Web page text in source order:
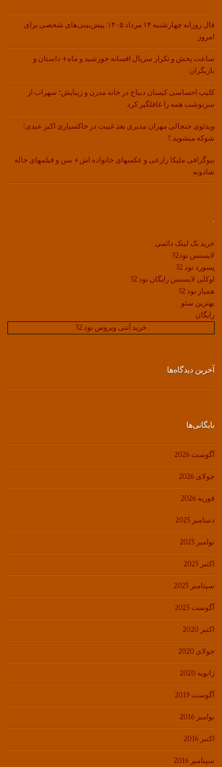
فال روزانه چهارشنبه ۱۴ مرداد ۱۴۰۵: پیش‌بینی‌های شخصی برای
امروز
ساعت پخش و تکرار سریال افسانه خورشید و ماه+ داستان و
بازیگران
کلیپ احساسی کیسان دیباج در خانه مدرن و زیبایش؛ سهراب از
سرنوشت همه را غافلگیر کرد
ویدئوی جنجالی مهران مدیری بعد غیبت در خاکسپاری اکبر عبدی؛
شوکه میشوید !!
بیوگرافی ملیکا زارعی و عکسهای خانواده اش+ سن و فیلمهای خاله
شادونه
.
خرید بک لینک دائمی
لایسنس نود32
پسورد نود 32
اوکلی لایسنس رایگان نود 32
همیار نود 32
بهترین سئو
رایگان
خرید آنتی ویروس نود 32
آخرین دیدگاه‌ها
بایگانی‌ها
آگوست 2026
جولای 2026
فوریه 2026
دسامبر 2025
نوامبر 2025
اکتبر 2025
سپتامبر 2025
آگوست 2025
اکتبر 2020
جولای 2020
ژانویه 2020
آگوست 2019
نوامبر 2016
اکتبر 2016
سپتامبر 2016